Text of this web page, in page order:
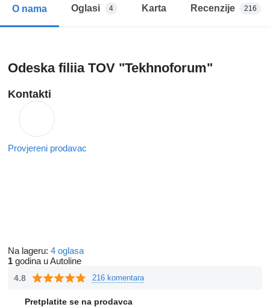
O nama Oglasi 4 Karta Recenzije 216
Odeska filiia TOV "Tekhnoforum"
Kontakti
Provjereni prodavac
Na lageru: 4 oglasa
1 godina u Autoline
4.8 216 komentara
Pretplatite se na prodavca